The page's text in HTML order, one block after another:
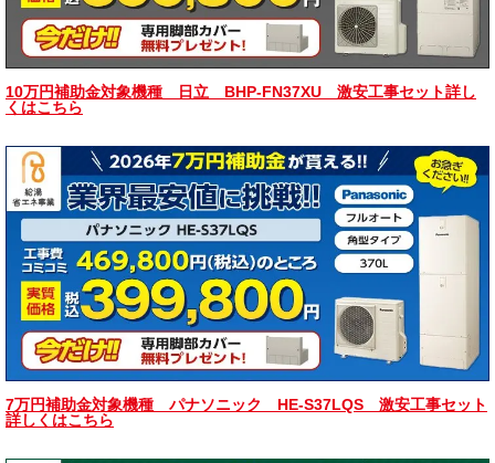
10万円補助金対象機種 日立 BHP-FN37XU 激安工事セット詳し
くはこちら
7万円補助金対象機種 パナソニック HE-S37LQS 激安工事セット
詳しくはこちら